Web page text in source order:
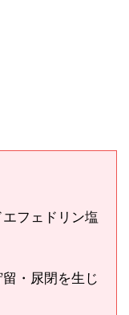
フェドリン塩
・尿閉を生じ